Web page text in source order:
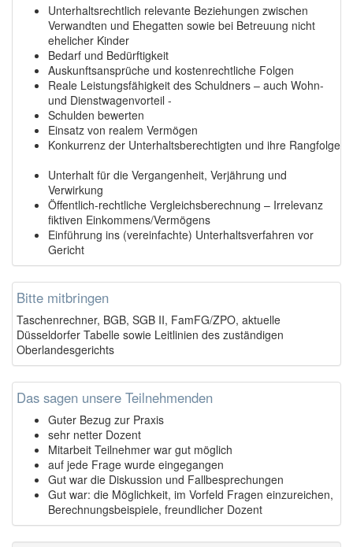
Unterhaltsrechtlich relevante Beziehungen zwischen
Verwandten und Ehegatten sowie bei Betreuung nicht
ehelicher Kinder
Bedarf und Bedürftigkeit
Auskunftsansprüche und kostenrechtliche Folgen
Reale Leistungsfähigkeit des Schuldners – auch Wohn-
und Dienstwagenvorteil -
Schulden bewerten
Einsatz von realem Vermögen
Konkurrenz der Unterhaltsberechtigten und ihre Rangfolge
Unterhalt für die Vergangenheit, Verjährung und
Verwirkung
Öffentlich-rechtliche Vergleichsberechnung – Irrelevanz
fiktiven Einkommens/Vermögens
Einführung ins (vereinfachte) Unterhaltsverfahren vor
Gericht
Bitte mitbringen
Taschenrechner, BGB, SGB II, FamFG/ZPO, aktuelle
Düsseldorfer Tabelle sowie Leitlinien des zuständigen
Oberlandesgerichts
Das sagen unsere Teilnehmenden
Guter Bezug zur Praxis
sehr netter Dozent
Mitarbeit Teilnehmer war gut möglich
auf jede Frage wurde eingegangen
Gut war die Diskussion und Fallbesprechungen
Gut war: die Möglichkeit, im Vorfeld Fragen einzureichen,
Berechnungsbeispiele, freundlicher Dozent